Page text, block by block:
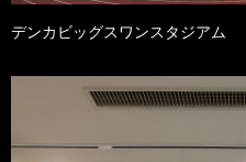
デンカビッグスワンスタジアム